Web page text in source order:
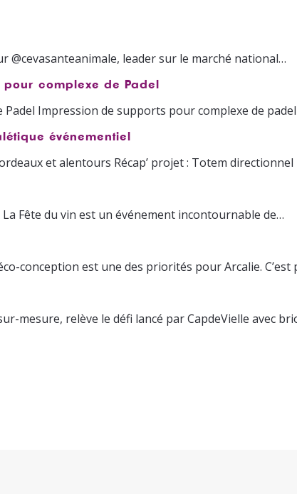
leader sur le marché national…
complexe de Padel
Impression de supports pour complexe de
événementiel
et alentours Récap’ projet : Totem
Fête du vin est un événement incontournable de…
conception est une des priorités pour Arcalie. C’est
mesure, relève le défi lancé par CapdeVielle avec